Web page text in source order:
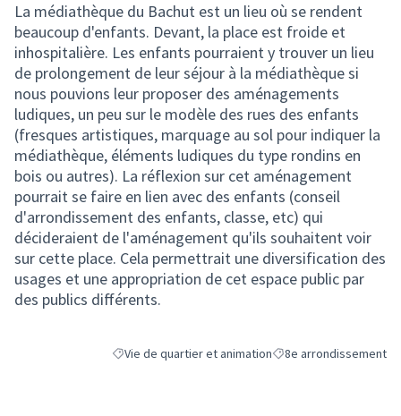
La médiathèque du Bachut est un lieu où se rendent
beaucoup d'enfants. Devant, la place est froide et
inhospitalière. Les enfants pourraient y trouver un lieu
de prolongement de leur séjour à la médiathèque si
nous pouvions leur proposer des aménagements
ludiques, un peu sur le modèle des rues des enfants
(fresques artistiques, marquage au sol pour indiquer la
médiathèque, éléments ludiques du type rondins en
bois ou autres). La réflexion sur cet aménagement
pourrait se faire en lien avec des enfants (conseil
d'arrondissement des enfants, classe, etc) qui
décideraient de l'aménagement qu'ils souhaitent voir
sur cette place. Cela permettrait une diversification des
usages et une appropriation de cet espace public par
des publics différents.
Filtrer les résultats de la catégorie : Vie de quartier et
Vie de quartier et animationFiltrer les résultats
8e arrondissement